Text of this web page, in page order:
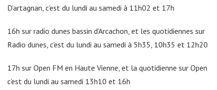
D’artagnan, c’est du lundi au samedi à 11h02 et 17h
16h sur radio dunes bassin d’Arcachon, et les quotidiennes sur
Radio dunes, c’est du lundi au samedi à 5h35, 10h35 et 12h20
17h sur Open FM en Haute Vienne, et la quotidienne sur Open
c’est du lundi au samedi 13h10 et 16h